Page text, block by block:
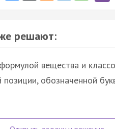
решают:
вещества и
обозначенной